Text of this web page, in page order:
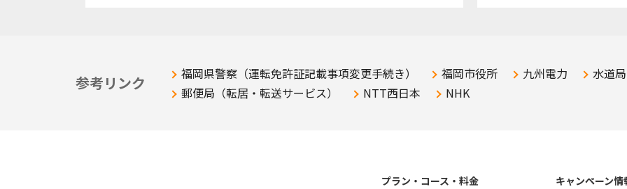
参考リンク 福岡県警察（運転免許証記載事項変更手続き） 福岡市役所 九州電力
水道局
郵便局（転居・転送サービス）
NTT西日本 NHK
プラン・コース・料金
キャンペーン情